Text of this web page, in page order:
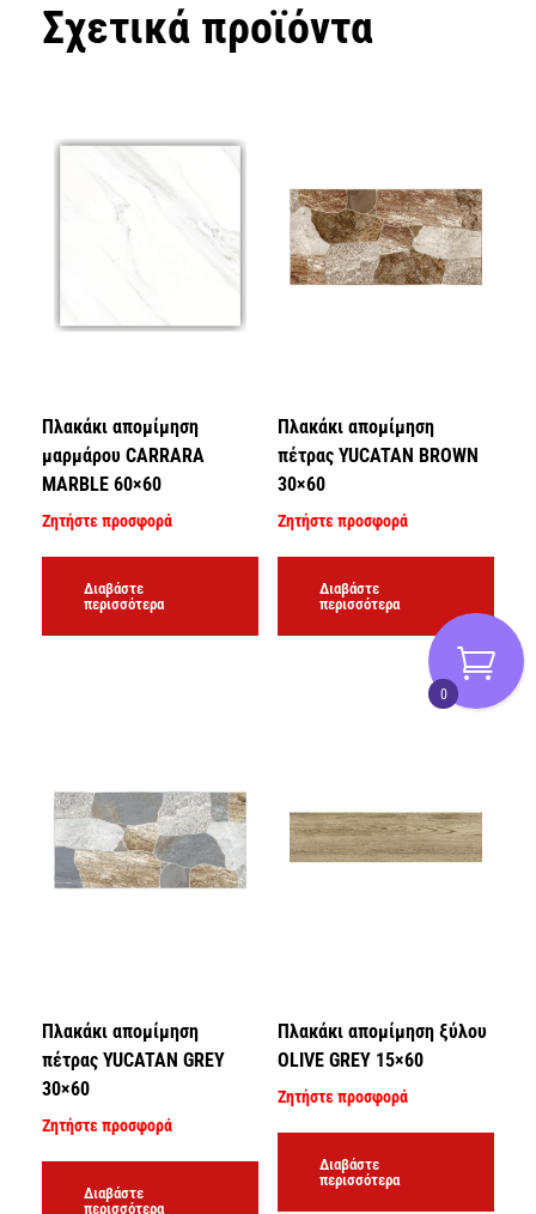
Σχετικά προϊόντα
Πλακάκι απομίμηση
μαρμάρου CARRARA
MARBLE 60×60
Ζητήστε προσφορά
Διαβάστε
περισσότερα
Πλακάκι απομίμηση
πέτρας YUCATAN BROWN
30×60
Ζητήστε προσφορά
Διαβάστε
περισσότερα
Πλακάκι απομίμηση
πέτρας YUCATAN GREY
30×60
Ζητήστε προσφορά
Διαβάστε
περισσότερα
Πλακάκι απομίμηση ξύλου
OLIVE GREY 15×60
Ζητήστε προσφορά
Διαβάστε
περισσότερα
0